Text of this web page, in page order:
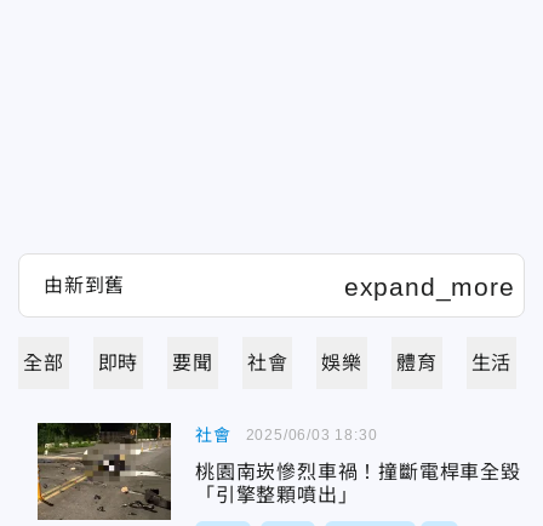
全部 即時 要聞 社會 娛樂 體育 生活
社會
桃園南崁慘烈車禍！撞斷電桿車全毀
「引擎整顆噴出」
2025/06/03 18:30